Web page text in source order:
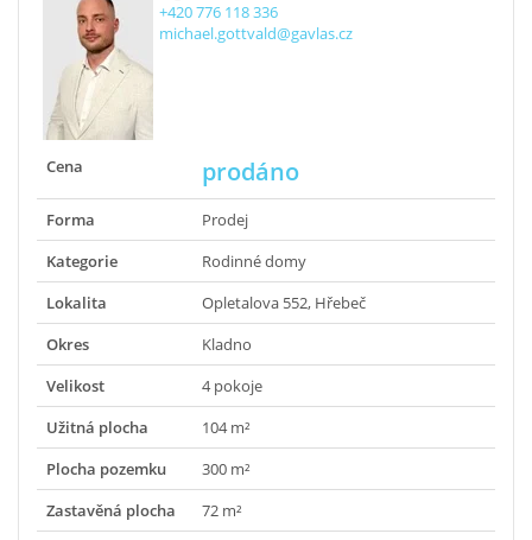
+420 776 118 336
michael.gottvald@gavlas.cz
Cena prodáno
Forma
Prodej
Kategorie
Rodinné domy
Lokalita
Opletalova 552, Hřebeč
Okres
Kladno
Velikost
4 pokoje
Užitná plocha
104 m²
Plocha pozemku
300 m²
Zastavěná plocha
72 m²